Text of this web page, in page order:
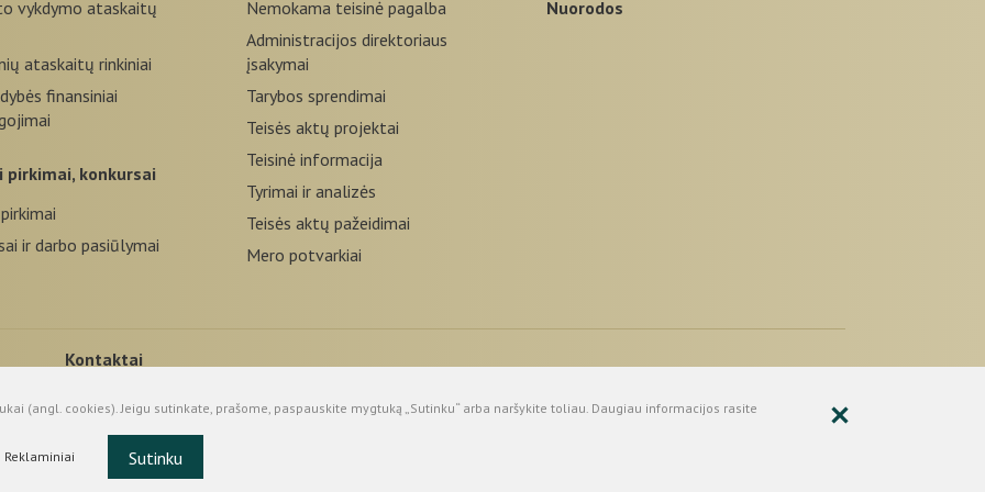
vykdymo ataskaitų
ataskaitų rinkiniai
finansiniai
pirkimai, konkursai
ir darbo pasiūlymai
Nemokama teisinė pagalba
Administracijos direktoriaus
įsakymai
Tarybos sprendimai
Teisės aktų projektai
Teisinė informacija
Tyrimai ir analizės
Teisės aktų pažeidimai
Mero potvarkiai
nuorodos
Kontaktai
+370 469 52665
Taikos g. 2, LT-93123, Neringa
administracija@neringa.lt
Sprendimas:UAB "Fresh Media"
(angl. cookies). Jeigu sutinkate, prašome, paspauskite mygtuką „Sutinku“ arba naršykite toliau. Daugiau informacijos rasite
Reklaminiai Sutinku